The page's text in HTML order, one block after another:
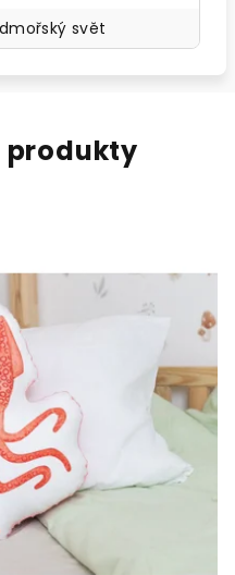
svět
produkty